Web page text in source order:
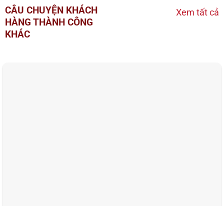
CÂU CHUYỆN KHÁCH
HÀNG THÀNH CÔNG
KHÁC
Xem tất cả